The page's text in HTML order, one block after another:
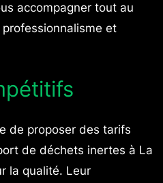
accompagner tout au
et
de proposer des tarifs
de déchets inertes à La
la qualité. Leur